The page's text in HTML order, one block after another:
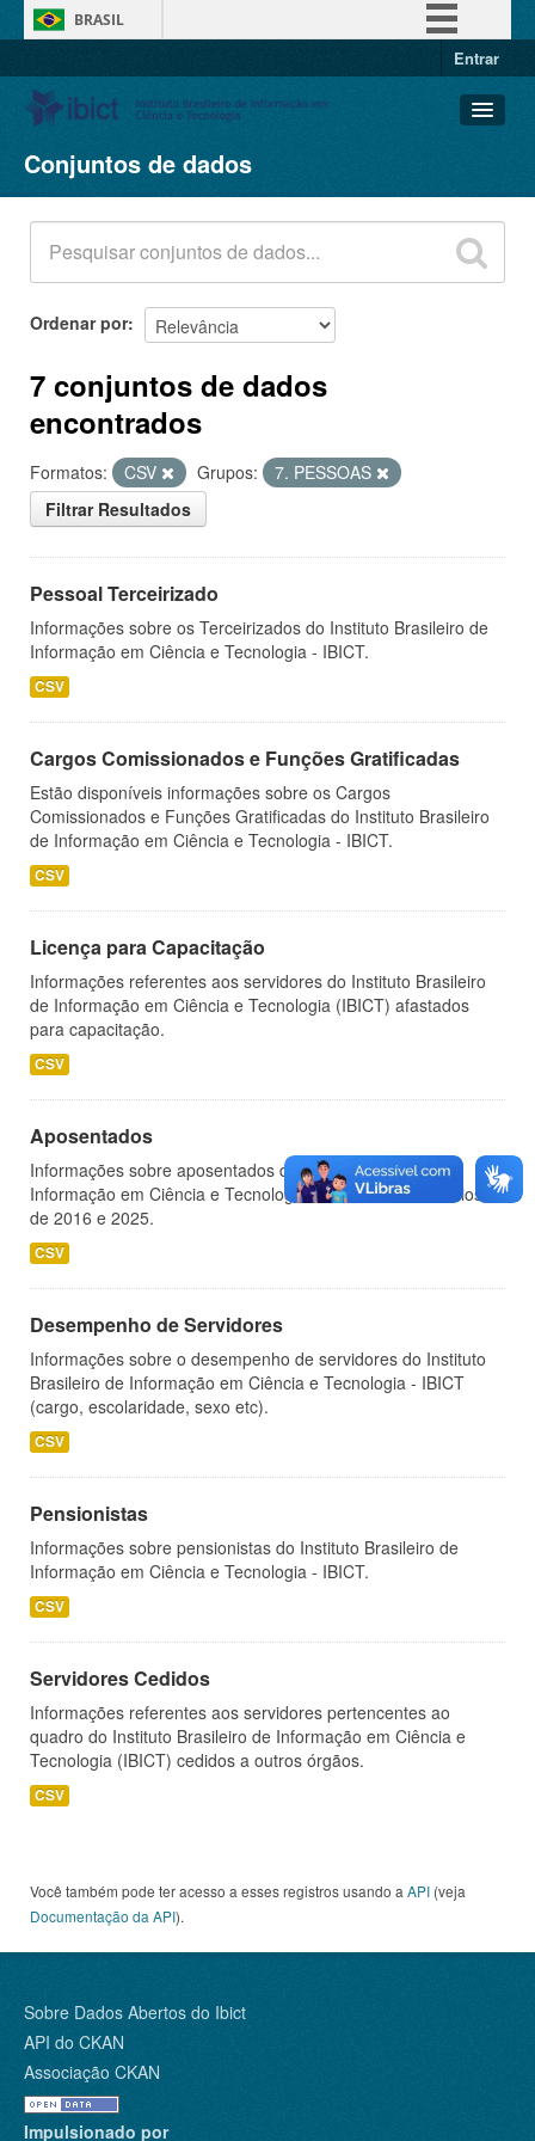
BRASIL
Entrar
Conjuntos de dados
Organizações
Grupos
Sobre
Conjuntos de dados
Ordenar por
7 conjuntos de dados
encontrados
Formatos: CSV Grupos:
7. PESSOAS
Filtrar Resultados
Pessoal Terceirizado
Informações sobre os Terceirizados do Instituto Brasileiro de
Informação em Ciência e Tecnologia - IBICT.
CSV
Cargos Comissionados e Funções Gratificadas
Estão disponíveis informações sobre os Cargos
Comissionados e Funções Gratificadas do Instituto Brasileiro
de Informação em Ciência e Tecnologia - IBICT.
CSV
Licença para Capacitação
Informações referentes aos servidores do Instituto Brasileiro
de Informação em Ciência e Tecnologia (IBICT) afastados
para capacitação.
CSV
Aposentados
Informações sobre aposentados do Instituto Brasileiro de
Informação em Ciência e Tecnologia - IBICT, nos exercícios
de 2016 e 2025.
CSV
Desempenho de Servidores
Informações sobre o desempenho de servidores do Instituto
Brasileiro de Informação em Ciência e Tecnologia - IBICT
(cargo, escolaridade, sexo etc).
CSV
Pensionistas
Informações sobre pensionistas do Instituto Brasileiro de
Informação em Ciência e Tecnologia - IBICT.
CSV
Servidores Cedidos
Informações referentes aos servidores pertencentes ao
quadro do Instituto Brasileiro de Informação em Ciência e
Tecnologia (IBICT) cedidos a outros órgãos.
CSV
Você também pode ter acesso a esses registros usando a API (veja
Documentação da API).
Sobre Dados Abertos do Ibict
API do CKAN
Associação CKAN
Impulsionado por